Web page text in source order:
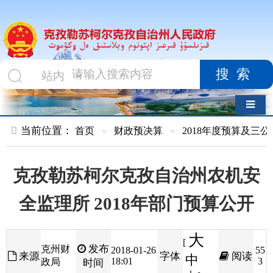
搜索
当前位置： 首页 财政预决算 » 2018年度预算及三公经费 » 部
克孜勒苏柯尔克孜自治州农机安
全监理所 2018年部门预算公开
来源
克州财
发布
2018-01-26
字体
[ 大
小 ]
阅读
55